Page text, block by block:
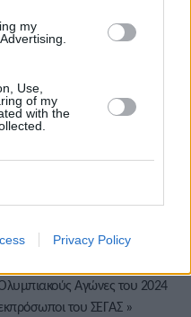
my
Use,
of my
with the
Privacy Policy
Παρίσι για να κλείσουν
Αγώνες του 2024
του ΣΕΓΑΣ»